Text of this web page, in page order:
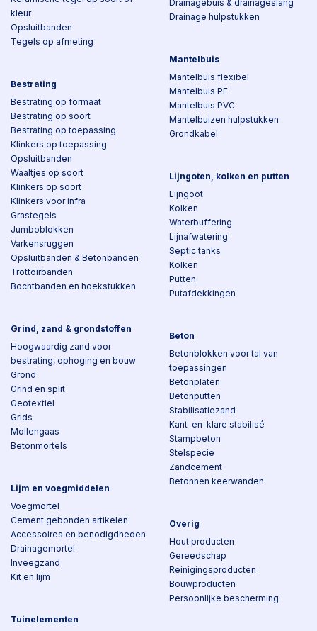
kleur
Opsluitbanden
Tegels op afmeting
Bestrating
Bestrating op formaat
Bestrating op soort
Bestrating op toepassing
Klinkers op toepassing
Opsluitbanden
Waaltjes op soort
Klinkers op soort
Klinkers voor infra
Grastegels
Jumboblokken
Varkensruggen
Opsluitbanden & Betonbanden
Trottoirbanden
Bochtbanden en hoekstukken
Grind, zand & grondstoffen
Hoogwaardig zand voor
bestrating, ophoging en bouw
Grond
Grind en split
Geotextiel
Grids
Mollengaas
Betonmortels
Lijm en voegmiddelen
Voegmortel
Cement gebonden artikelen
Accessoires en benodigdheden
Drainagemortel
Inveegzand
Kit en lijm
Tuinelementen
Drainagebuis & drainageslang
Drainage hulpstukken
Mantelbuis
Mantelbuis flexibel
Mantelbuis PE
Mantelbuis PVC
Mantelbuizen hulpstukken
Grondkabel
Lijngoten, kolken en putten
Lijngoot
Kolken
Waterbuffering
Lijnafwatering
Septic tanks
Kolken
Putten
Putafdekkingen
Beton
Betonblokken voor tal van
toepassingen
Betonplaten
Betonputten
Stabilisatiezand
Kant-en-klare stabilisé
Stampbeton
Stelspecie
Zandcement
Betonnen keerwanden
Overig
Hout producten
Gereedschap
Reinigingsproducten
Bouwproducten
Persoonlijke bescherming